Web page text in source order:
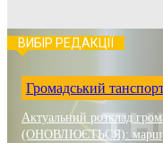
ВИБІР РЕДАКЦІЇ
Громадський
Актуальний розклад
(ОНОВЛЮЄТЬСЯ):